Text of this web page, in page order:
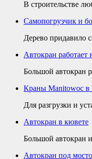
В строительстве
Самопогрузчик и
Дерево придавило
Автокран работает
Большой автокран
Краны Manitowoc в
Для разгрузки и
Автокран в кювете
Большой автокран
Автокран под